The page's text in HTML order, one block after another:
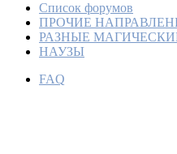
Список форумов
ПРОЧИЕ
РАЗНЫЕ
НАУЗЫ
FAQ